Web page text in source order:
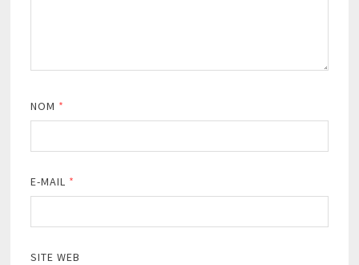
NOM *
E-MAIL *
SITE WEB